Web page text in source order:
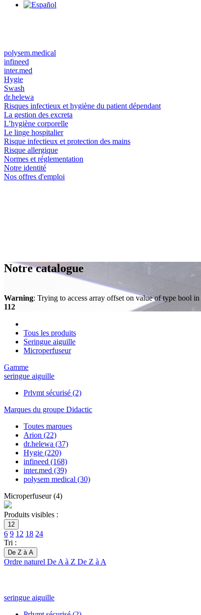
polysem.medical
infineed
inter.med
Hygie
Swash
dr.helewa
Risques infectieux et hygiène du patient dépendant
La gestion des excreta
L’hygiène corporelle
Le linge hospitalier
Risque infectieux et protection des mains
Risque allergique
Normes et réglementation
Notre identité
Nos offres d'emploi
Notre catalogue
Warning: Trying to access array offset on value of type bool in
112
Tous les produits
Seringue aiguille
Microperfuseur
Gamme
seringue aiguille
Prlvmt sécurisé (2)
Marques du groupe Didactic
Toutes marques
Arion (22)
dr.helewa (37)
Hygie (220)
infineed (168)
inter.med (39)
polysem medical (30)
Microperfuseur(4)
Produits visibles :
12
6 9 12 18 24
Tri :
De Z à A
Ordre naturel De A à Z De Z à A
seringue aiguille